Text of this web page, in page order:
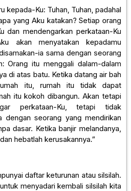
kepada-Ku: Tuhan, Tuhan, padahal
yang Aku katakan? Setiap orang
dan mendengarkan perkataan-Ku
akan menyatakan kepadamu
ia sama dengan seorang
Orang itu menggali dalam-dalam
di atas batu. Ketika datang air bah
itu, rumah itu tidak dapat
itu kokoh dibangun. Akan tetapi
perkataan-Ku, tetapi tidak
dengan seorang yang mendirikan
dasar. Ketika banjir melandanya,
hebatlah kerusakannya.”
daftar keturunan atau silsilah.
menyadari kembali silsilah kita